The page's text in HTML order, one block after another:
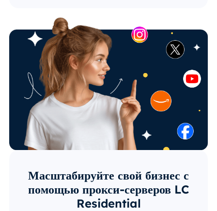
Масштабируйте свой бизнес с
помощью прокси-серверов LC
Residential